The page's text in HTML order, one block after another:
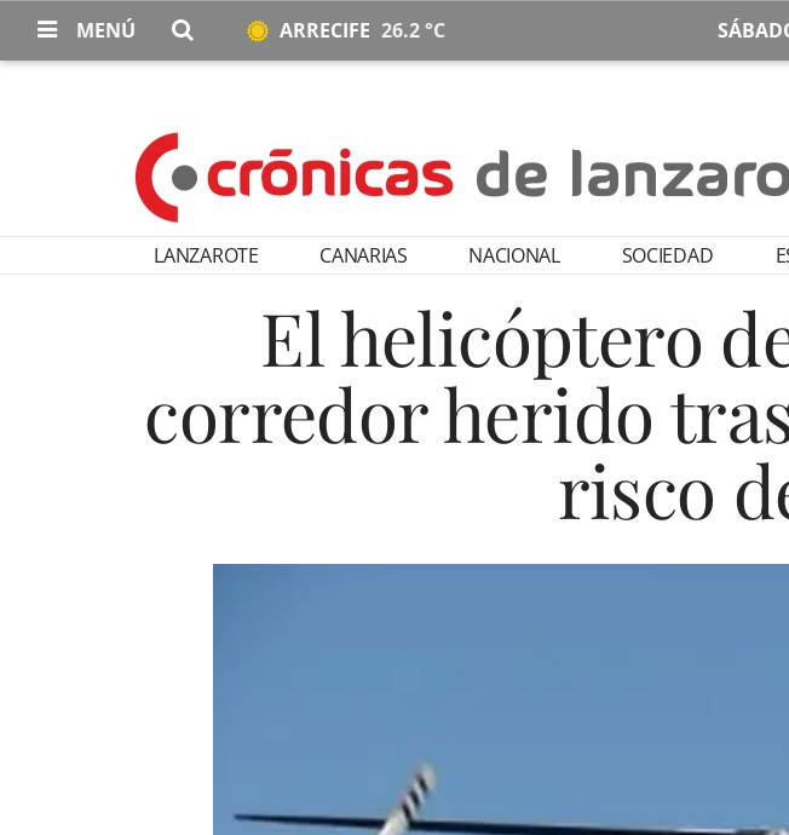
MENÚ ARRECIFE 26.2 °C
LANZAROTE CANARIAS NACIONAL SOCIEDAD
El helicóptero
corredor herido
risco